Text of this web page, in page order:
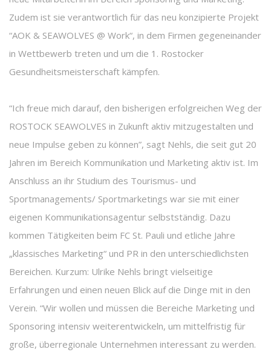
Zudem ist sie verantwortlich für das neu konzipierte Projekt
“AOK & SEAWOLVES @ Work“, in dem Firmen gegeneinander
in Wettbewerb treten und um die 1. Rostocker
Gesundheitsmeisterschaft kämpfen.
“Ich freue mich darauf, den bisherigen erfolgreichen Weg der
ROSTOCK SEAWOLVES in Zukunft aktiv mitzugestalten und
neue Impulse geben zu können”, sagt Nehls, die seit gut 20
Jahren im Bereich Kommunikation und Marketing aktiv ist. Im
Anschluss an ihr Studium des Tourismus- und
Sportmanagements/ Sportmarketings war sie mit einer
eigenen Kommunikationsagentur selbstständig. Dazu
kommen Tätigkeiten beim FC St. Pauli und etliche Jahre
„klassisches Marketing“ und PR in den unterschiedlichsten
Bereichen. Kurzum: Ulrike Nehls bringt vielseitige
Erfahrungen und einen neuen Blick auf die Dinge mit in den
Verein. “Wir wollen und müssen die Bereiche Marketing und
Sponsoring intensiv weiterentwickeln, um mittelfristig für
große, überregionale Unternehmen interessant zu werden.